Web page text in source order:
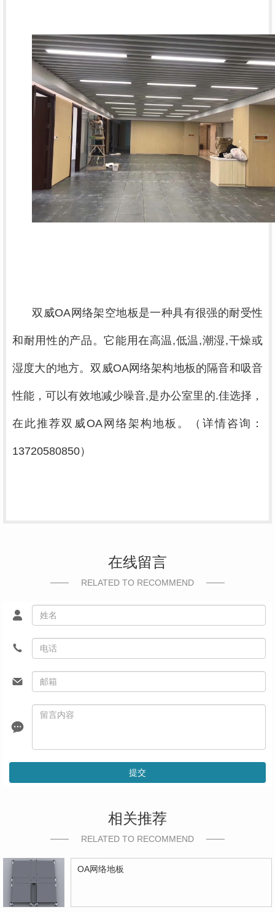
双威OA网络架空地板是一种具有很强的耐受性
和耐用性的产品。它能用在高温,低温,潮湿,干燥或
湿度大的地方。双威OA网络架构地板的隔音和吸音
性能，可以有效地减少噪音,是办公室里的.佳选择，
在此推荐双威OA网络架构地板。（详情咨询：
13720580850）
在线留言
RELATED TO RECOMMEND
提交
相关推荐
RELATED TO RECOMMEND
OA网络地板